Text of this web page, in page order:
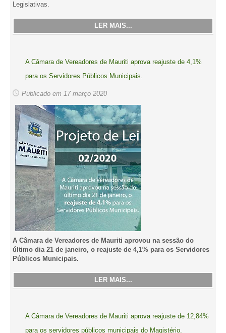
Legislativas.
LER MAIS...
A Câmara de Vereadores de Mauriti aprova reajuste de 4,1%
para os Servidores Públicos Municipais.
Publicado em 17 março 2020
A Câmara de Vereadores de Mauriti aprovou na sessão do
último dia 21 de janeiro, o reajuste de 4,1% para os Servidores
Públicos Municipais.
LER MAIS...
A Câmara de Vereadores de Mauriti aprova reajuste de 12,84%
para os servidores públicos municipais do Magistério.